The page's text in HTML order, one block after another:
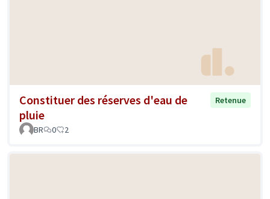
Constituer des réserves d'eau de
pluie
Retenue
BR 0 2